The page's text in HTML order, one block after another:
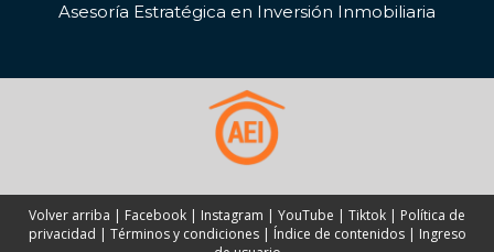
Asesoría Estratégica en Inversión Inmobiliaria
Volver arriba | Facebook | Instagram | YouTube | Tiktok | Política de
privacidad | Términos y condiciones| Índice de contenidos| Ingreso